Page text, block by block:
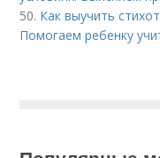
50. Как выучить
Помогаем ребенку